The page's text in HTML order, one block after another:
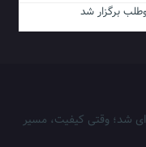
شد؛ وقتی کیفیت، مسیر